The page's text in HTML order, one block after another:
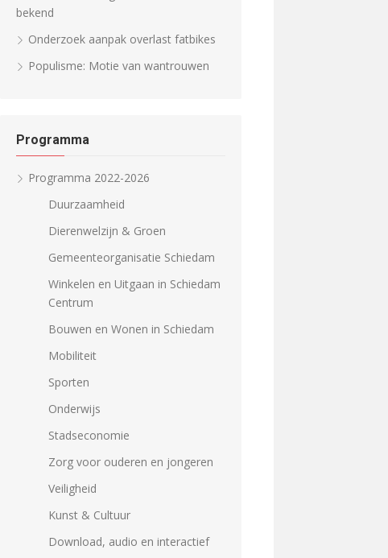
bekend
Onderzoek aanpak overlast fatbikes
Populisme: Motie van wantrouwen
Programma
Programma 2022-2026
Duurzaamheid
Dierenwelzijn & Groen
Gemeenteorganisatie Schiedam
Winkelen en Uitgaan in Schiedam
Centrum
Bouwen en Wonen in Schiedam
Mobiliteit
Sporten
Onderwijs
Stadseconomie
Zorg voor ouderen en jongeren
Veiligheid
Kunst & Cultuur
Download, audio en interactief